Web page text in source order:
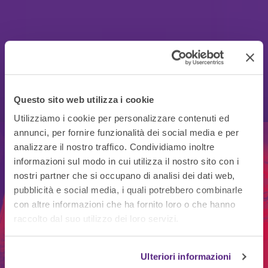
Questo sito web utilizza i cookie
Utilizziamo i cookie per personalizzare contenuti ed
annunci, per fornire funzionalità dei social media e per
analizzare il nostro traffico. Condividiamo inoltre
informazioni sul modo in cui utilizza il nostro sito con i
nostri partner che si occupano di analisi dei dati web,
pubblicità e social media, i quali potrebbero combinarle
con altre informazioni che ha fornito loro o che hanno
raccolto dal suo utilizzo dei loro servizi.
Ulteriori informazioni
Visual
Communication
Personalizzazione
materiali egadget per
fiere, eventi, clienti e
aziende
personalizzazione Rossetto è pensato per